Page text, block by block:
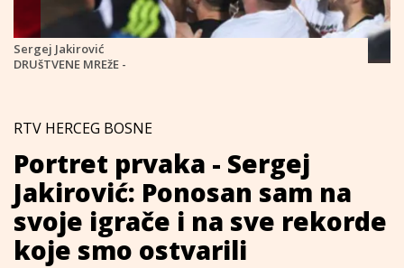
Sergej Jakirović
DRUšTVENE MREžE -
RTV HERCEG BOSNE
Portret prvaka - Sergej
Jakirović: Ponosan sam na
svoje igrače i na sve rekorde
koje smo ostvarili